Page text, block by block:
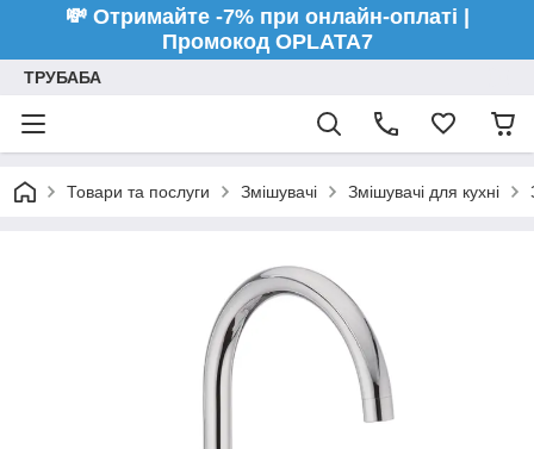
💸 Отримайте -7% при онлайн-оплаті |
Промокод OPLATA7
ТРУБАБА
Товари та послуги Змішувачі Змішувачі для кухні